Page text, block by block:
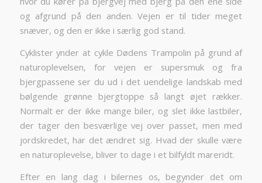
og afgrund på den anden. Vejen er til tider meget
snæver, og den er ikke i særlig god stand.
Cyklister ynder at cykle Dødens Trampolin på grund af
naturoplevelsen, for vejen er supersmuk og fra
bjergpassene ser du ud i det uendelige landskab med
bølgende grønne bjergtoppe så langt øjet rækker.
Normalt er der ikke mange biler, og slet ikke lastbiler,
der tager den besværlige vej over passet, men med
jordskredet, har det ændret sig. Hvad der skulle være
en naturoplevelse, bliver to dage i et bilfyldt mareridt.
Efter en lang dag i bilernes os, begynder det om